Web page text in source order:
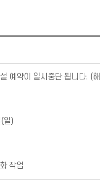
예약이 일시중단 됩니다. (
일)
작업